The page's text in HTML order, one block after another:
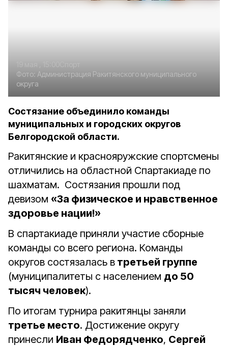
Фото: Администрация Ракитянского муниципального
округа
Состязание объединило команды
муниципальных и городских округов
Белгородской области.
Ракитянские и краснояружские спортсмены
отличились на областной Спартакиаде по
шахматам. Состязания прошли под
девизом «За физическое и нравственное
здоровье нации!»
В спартакиаде приняли участие сборные
команды со всего региона. Команды
округов состязалась в третьей группе
(муниципалитеты с населением до 50
тысяч человек).
По итогам турнира ракитянцы заняли
третье место. Достижение округу
принесли Иван Федорядченко, Сергей